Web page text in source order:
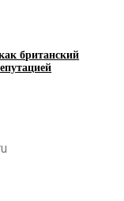
британский